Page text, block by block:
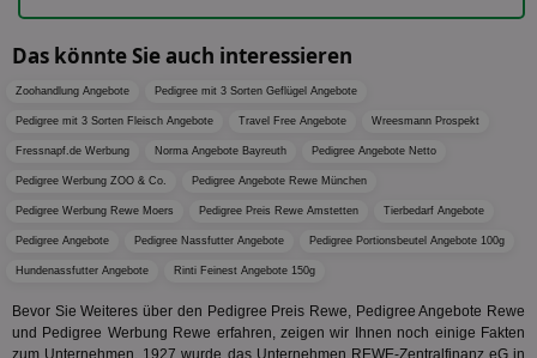
Das könnte Sie auch interessieren
Zoohandlung Angebote Pedigree mit 3 Sorten Geflügel Angebote
Pedigree mit 3 Sorten Fleisch Angebote Travel Free Angebote Wreesmann Prospekt
Fressnapf.de Werbung Norma Angebote Bayreuth Pedigree Angebote Netto
Pedigree Werbung ZOO & Co. Pedigree Angebote Rewe München
Pedigree Werbung Rewe Moers Pedigree Preis Rewe Amstetten Tierbedarf Angebote
Pedigree Angebote Pedigree Nassfutter Angebote Pedigree Portionsbeutel Angebote 100g
Hundenassfutter Angebote Rinti Feinest Angebote 150g
Bevor Sie Weiteres über den Pedigree Preis Rewe, Pedigree Angebote Rewe
und Pedigree Werbung Rewe erfahren, zeigen wir Ihnen noch einige Fakten
zum Unternehmen. 1927 wurde das Unternehmen REWE-Zentralfinanz eG in
www.aktionspreis.de